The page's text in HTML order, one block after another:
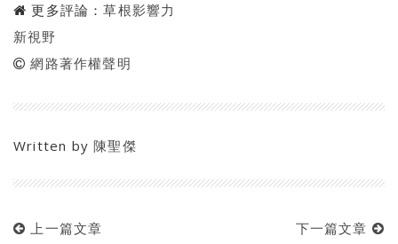
更多評論：草根影響力
新視野
網路著作權聲明
Written by陳聖傑
上一篇文章
下一篇文章